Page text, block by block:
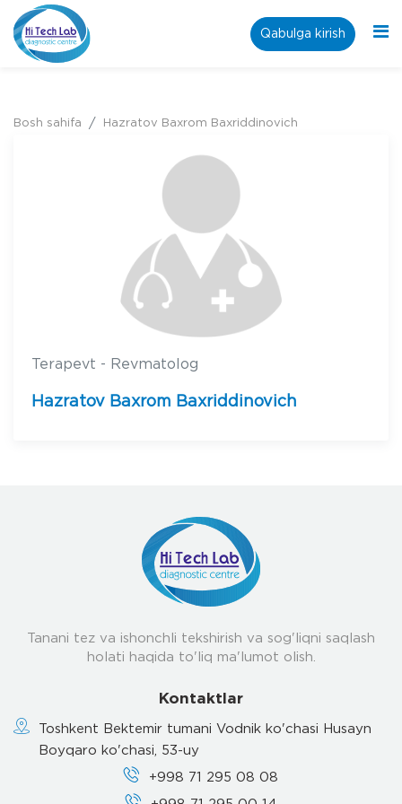
Qabulga kirish
Bosh sahifa Hazratov Baxrom Baxriddinovich
Terapevt - Revmatolog
Hazratov Baxrom Baxriddinovich
Tanani tez va ishonchli tekshirish va sog'liqni saqlash
holati haqida to'liq ma'lumot olish.
Kontaktlar
Toshkent Bektemir tumani Vodnik ko'chasi Husayn
Boyqaro ko'chasi, 53-uy
+998 71 295 08 08